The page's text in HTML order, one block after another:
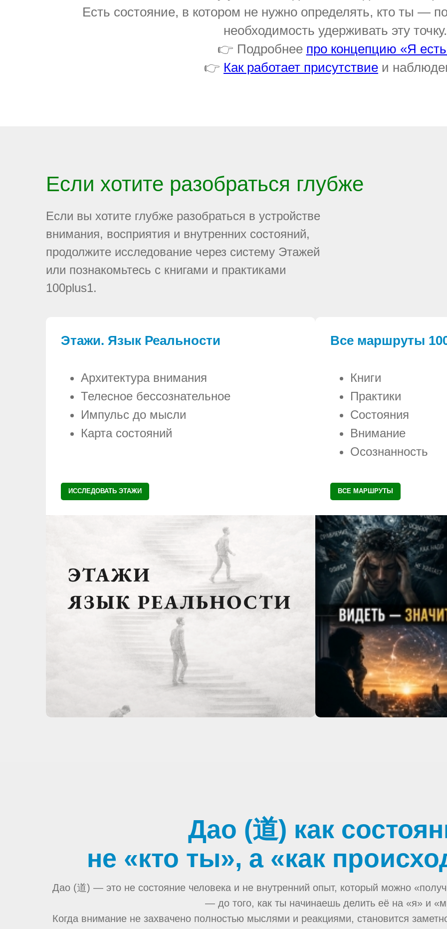
Есть состояние, в котором не нужно определять, кто ты —
необходимость удерживать эту точку.
👉 Подробнее про концепцию «Я
👉 Как работает присутствие и
Если хотите разобраться глубже
Если вы хотите глубже разобраться в устройстве
внимания, восприятия и внутренних состояний,
продолжите исследование через систему Этажей
или познакомьтесь с книгами и практиками
100plus1.
Этажи. Язык Реальности
Архитектура внимания
Телесное бессознательное
Импульс до мысли
Карта состояний
ИССЛЕДОВАТЬ ЭТАЖИ
Все маршруты
Книги
Практики
Состояния
Внимание
Осознанность
ВСЕ МАРШРУТЫ
Дао (道) как
не «кто ты», а «как
Дао (道) — это не состояние человека и не внутренний опыт, который можно
— до того, как ты начинаешь делить её на «я» и
Когда внимание не захвачено полностью мыслями и реакциями, становится